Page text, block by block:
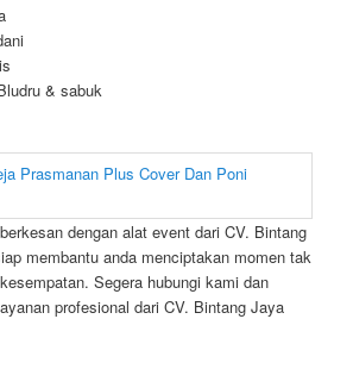
& sabuk
dengan alat event dari CV. Bintang
membantu anda menciptakan momen tak
Segera hubungi kami dan
profesional dari CV. Bintang Jaya